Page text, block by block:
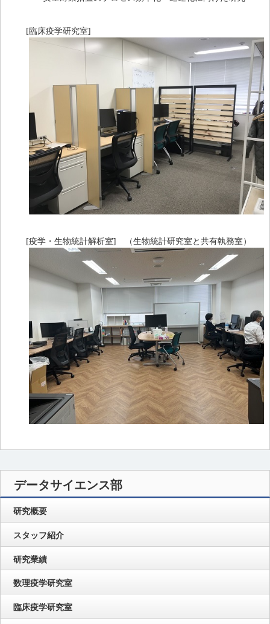
[臨床疫学研究室]
[疫学・生物統計解析室] （生物統計研究室と共有執務室）
データサイエンス部
研究概要
スタッフ紹介
研究業績
数理疫学研究室
臨床疫学研究室